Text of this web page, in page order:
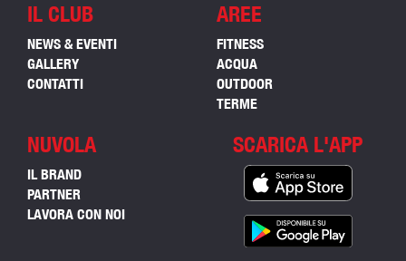
IL CLUB
NEWS & EVENTI
GALLERY
CONTATTI
AREE
FITNESS
ACQUA
OUTDOOR
TERME
NUVOLA
IL BRAND
PARTNER
LAVORA CON NOI
SCARICA L'APP